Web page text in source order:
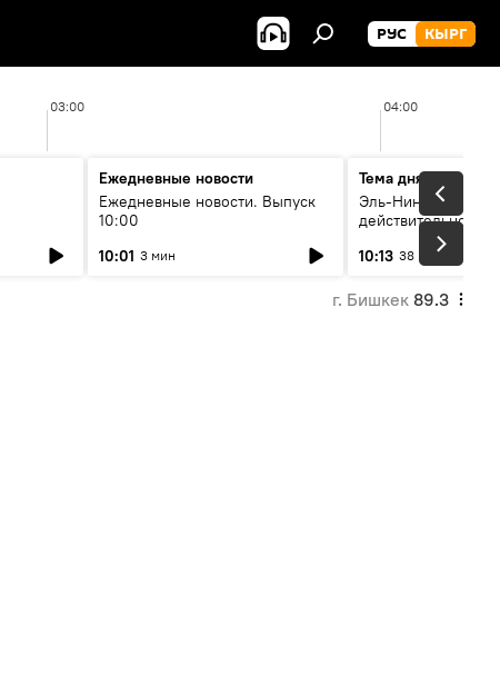
РУС КЫРГ
03:00 04:00
Ежедневные новости
Ежедневные новости. Выпуск
10:00
10:01 3 мин
Тема дня
Эль-Ниньо, жара и
действительно
погоду в
10:13 38 мин
г. Бишкек 89.3